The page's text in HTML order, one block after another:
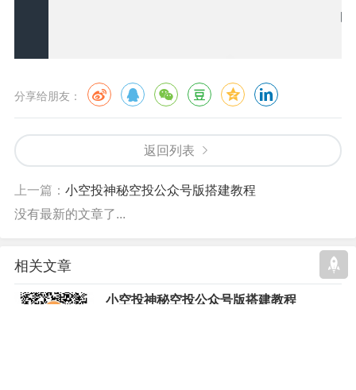
分享给朋友：
返回列表
上一篇： 小空投神秘空投公众号版搭建教程
没有最新的文章了...
相关文章
小空投神秘空投公众号版搭建教程